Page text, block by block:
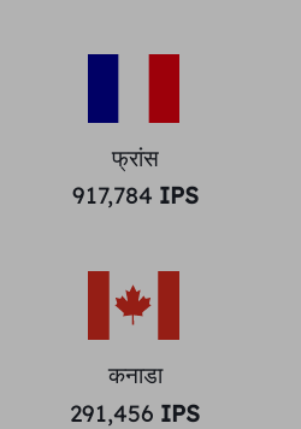
फ्रांस
917,784 IPS
कनाडा
291,456 IPS